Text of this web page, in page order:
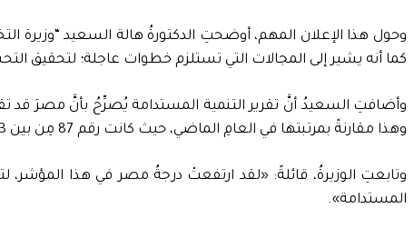
وحول هذا الإعلان المهم، أوضحتِ الدكتورةُ هالة السعيد “وزيرة
كما أنه يشير إلى المجالات التي تستلزم خطوات عاجلة؛ لتحقيق
وهذا مقارنةً بمرتبتها في العامِ الماضي، حيث كانت رقم 87 مِن بين 163 دولة.
المستدامة».